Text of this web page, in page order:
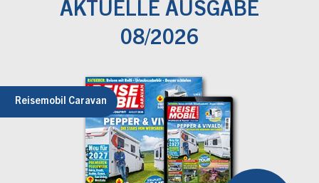
AKTUELLE AUSGABE
08/2026
Reisemobil Caravan